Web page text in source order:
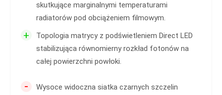
skutkujące marginalnymi temperaturami
radiatorów pod obciążeniem filmowym.
+
Topologia matrycy z podświetleniem Direct LED
stabilizująca równomierny rozkład fotonów na
całej powierzchni powłoki.
-
Wysoce widoczna siatka czarnych szczelin